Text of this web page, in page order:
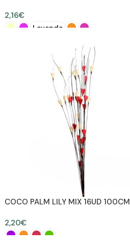
2,16€
Lavanda
COCO PALM LILY MIX 16UD 100CM
2,20€